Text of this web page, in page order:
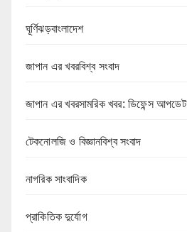
ঘূর্ণিঝড়বাংলাদেশ
জাপান এর খবরবিশ্ব সংবাদ
জাপান এর খবরসামরিক খবর: ডিফেন্স আপডেট
টেকনোলজি ও বিজ্ঞানবিশ্ব সংবাদ
নাগরিক সাংবাদিক
প্রাকিতিক দুর্যোগ